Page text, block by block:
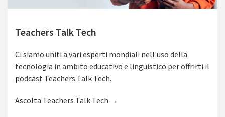
Teachers Talk Tech
Ci siamo uniti a vari esperti mondiali nell'uso della
tecnologia in ambito educativo e linguistico per offrirti il
podcast Teachers Talk Tech.
Ascolta Teachers Talk Tech →